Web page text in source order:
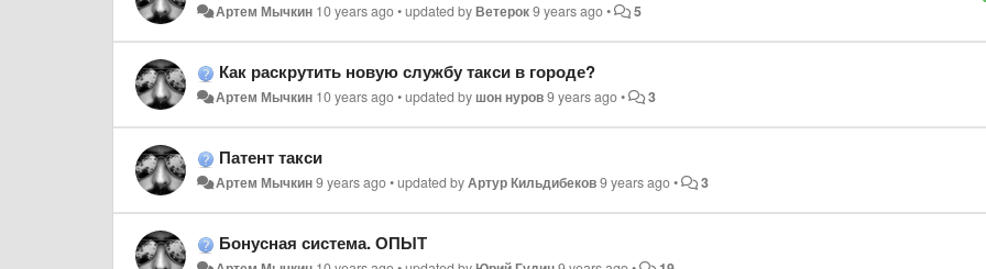
Артем Мычкин 10 years ago•updated byВетерок9 years ago• 5
Как раскрутить новую службу такси в городе?
Артем Мычкин 10 years ago•updated by шон нуров9 years ago• 3
Патент такси
Артем Мычкин9 years ago•updated byАртур Кильдибеков9 years ago• 3
Бонусная система. ОПЫТ